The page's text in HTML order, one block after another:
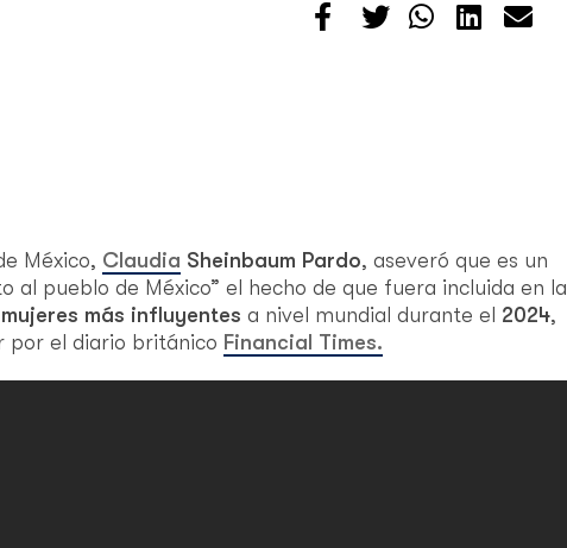
México, Claudia Sheinbaum Pardo, aseveró que es un
al pueblo de México” el hecho de que fuera incluida en la
más influyentes a nivel mundial durante el 2024,
por el diario británico Financial Times.